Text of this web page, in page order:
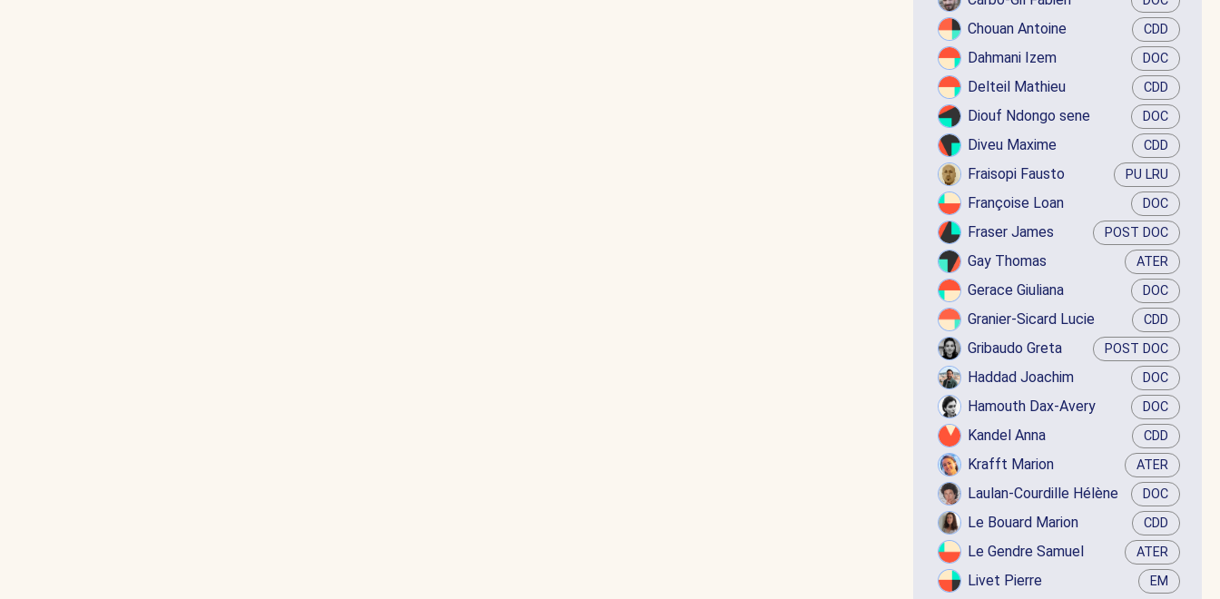
Chouan Antoine CDD
Dahmani Izem DOC
Delteil Mathieu CDD
Diouf Ndongo sene DOC
Diveu Maxime CDD
Fraisopi Fausto PU LRU
Françoise Loan DOC
Fraser James POST DOC
Gay Thomas ATER
Gerace Giuliana DOC
Granier-Sicard Lucie CDD
Gribaudo Greta POST DOC
Haddad Joachim DOC
Hamouth Dax-Avery DOC
Kandel Anna CDD
Krafft Marion ATER
Laulan-Courdille Hélène DOC
Le Bouard Marion CDD
Le Gendre Samuel ATER
Livet Pierre EM